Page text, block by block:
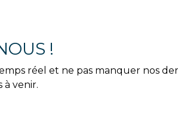
!
réel et ne pas manquer nos
à venir.